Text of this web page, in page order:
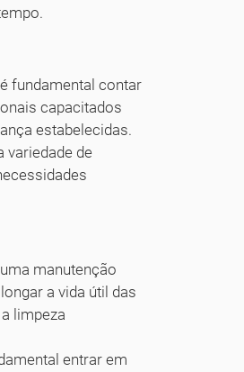
fundamental contar
capacitados
estabelecidas.
variedade de
manutenção
a vida útil das
limpeza
entrar em